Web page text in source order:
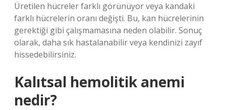
Üretilen hücreler farklı görünüyor veya kandaki
farklı hücrelerin oranı değişti. Bu, kan hücrelerinin
gerektiği gibi çalışmamasına neden olabilir. Sonuç
olarak, daha sık hastalanabilir veya kendinizi zayıf
hissedebilirsiniz.
Kalıtsal hemolitik anemi
nedir?